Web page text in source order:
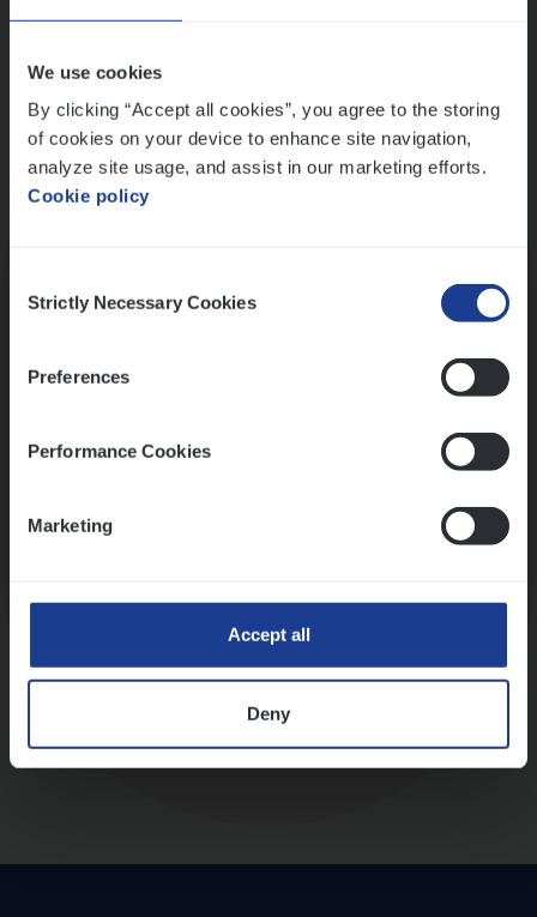
We use cookies
By clicking “Accept all cookies”, you agree to the storing
of cookies on your device to enhance site navigation,
analyze site usage, and assist in our marketing efforts.
Cookie policy
Selection
Strictly Necessary Cookies
Preferences
Performance Cookies
Marketing
Accept all
Deny